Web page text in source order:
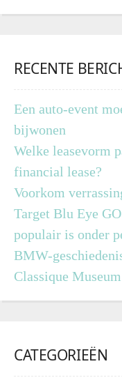
RECENTE
Een auto-event
bijwonen
Welke leasevorm
financial lease?
Voorkom
Target Blu Eye
populair is onder
BMW-
Classique Museum
CATEGORIEËN